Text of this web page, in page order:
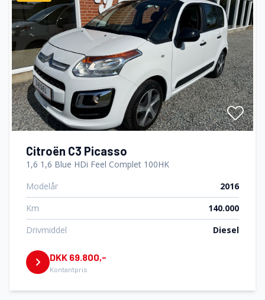
Citroën C3 Picasso
1,6 1,6 Blue HDi Feel Complet 100HK
Modelår
2016
Km
140.000
Drivmiddel
Diesel
DKK 69.800,-
Kontantpris